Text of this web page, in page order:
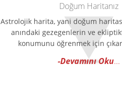
Doğum Haritanız
Astrolojik harita, yani doğum
anındaki gezegenlerin ve
konumunu öğrenmek için
-Devamını Oku...